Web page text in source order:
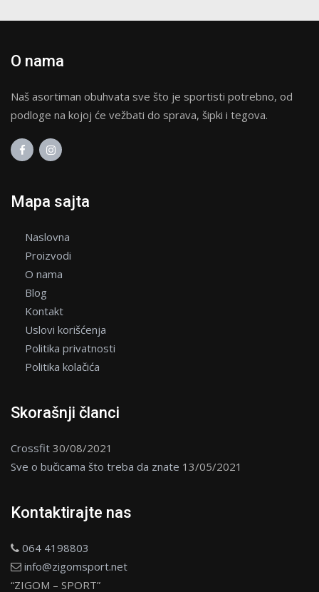
O nama
Naš asortiman obuhvata sve što je sportisti potrebno, od
podloge na kojoj će vežbati do sprava, šipki i tegova.
Mapa sajta
Naslovna
Proizvodi
O nama
Blog
Kontakt
Uslovi korišćenja
Politika privatnosti
Politika kolačića
Skorašnji članci
Crossfit 30/08/2021
Sve o bučicama što treba da znate 13/05/2021
Kontaktirajte nas
064 4198803
info@zigomsport.net
“ZIGOM – SPORT”